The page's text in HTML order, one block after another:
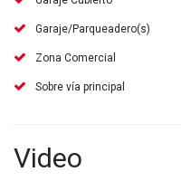
Garaje/Parqueadero(s)
Zona Comercial
Sobre vía principal
Video